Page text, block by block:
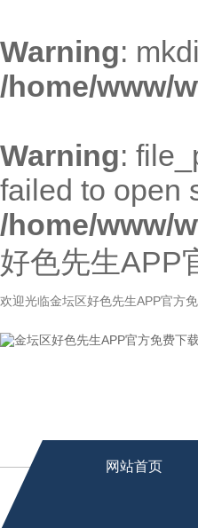
Warning:
/home/www/
Warning:
failed to open
/home/www/
好色先生APP
欢迎光临金坛区好色先生APP官方
网站首页